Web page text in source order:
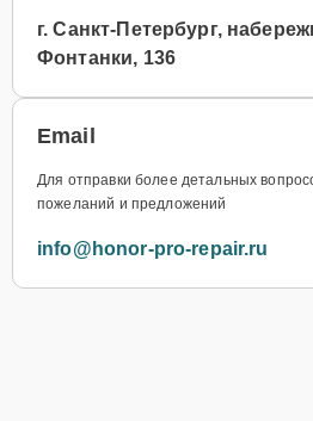
г. Санкт-Петербург,
Фонтанки, 136
Email
Для отправки более детальных
пожеланий и предложений
info@honor-pro-repair.ru